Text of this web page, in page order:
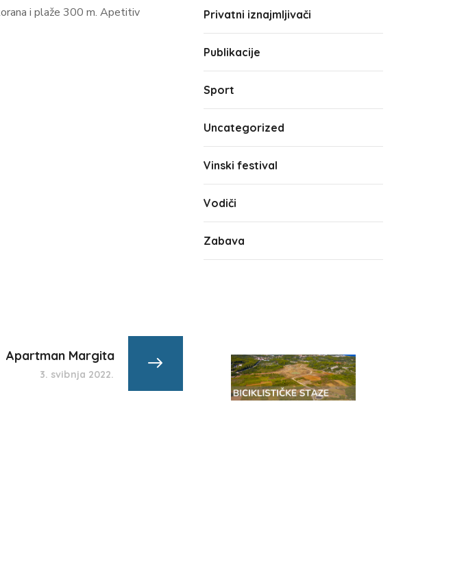
i plaže 300 m. Apetitiv
Apartman Margita
3. svibnja 2022.
Privatni iznajmljivači
Publikacije
Sport
Uncategorized
Vinski festival
Vodiči
Zabava